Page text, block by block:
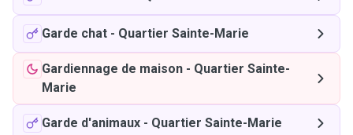
Garde chat - Quartier Sainte-Marie
Gardiennage de maison - Quartier Sainte-
Marie
Garde d'animaux - Quartier Sainte-Marie